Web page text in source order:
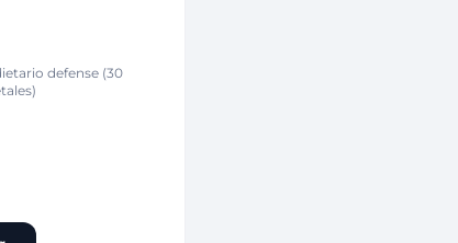
defense (30